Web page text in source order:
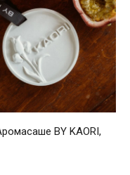
BY KAORI,